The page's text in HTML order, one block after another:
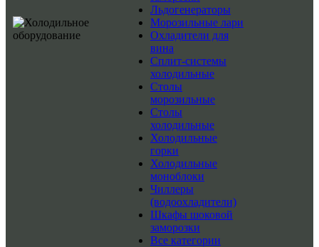
Льдогенераторы
Морозильные лари
Охладители для
вина
Сплит-системы
холодильные
Столы
морозильные
Столы
холодильные
Холодильные
горки
Холодильные
моноблоки
Чиллеры
(водоохладители)
Шкафы шоковой
заморозки
Все категории